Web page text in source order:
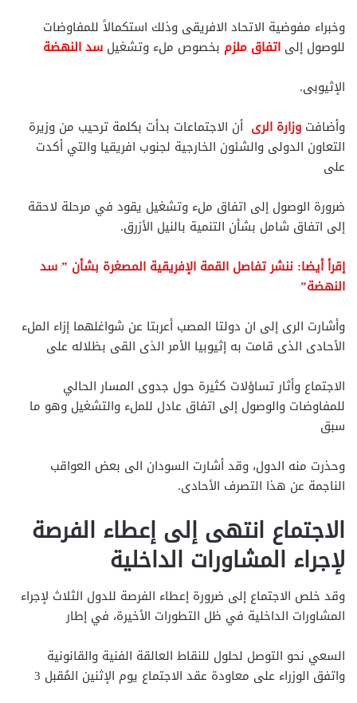
وخبراء مفوضية الاتحاد الافريقى وذلك استكمالاً للمفاوضات
للوصول إلى اتفاق ملزم بخصوص ملء وتشغيل سد النهضة
الإثيوبى.
وأضافت وزارة الرى أن الاجتماعات بدأت بكلمة ترحيب من وزيرة
التعاون الدولى والشئون الخارجية لجنوب افريقيا والتي أكدت
على
ضرورة الوصول إلى اتفاق ملء وتشغيل يقود في مرحلة لاحقة
إلى اتفاق شامل بشأن التنمية بالنيل الأزرق.
إقرأ أيضا: ننشر تفاصل القمة الإفريقية المصغرة بشأن ” سد
النهضة”
وأشارت الرى إلى ان دولتا المصب أعربتا عن شواغلهما إزاء الملء
الأحادى الذى قامت به إثيوبيا الأمر الذى القى بظلاله على
الاجتماع وأثار تساؤلات كثيرة حول جدوى المسار الحالي
للمفاوضات والوصول إلى اتفاق عادل للملء والتشغيل وهو ما
سبق
وحذرت منه الدول، وقد أشارت السودان الى بعض العواقب
الناجمة عن هذا التصرف الأحادى.
الاجتماع انتهى إلى إعطاء الفرصة
لإجراء المشاورات الداخلية
وقد خلص الاجتماع إلى ضرورة إعطاء الفرصة للدول الثلاث لإجراء
المشاورات الداخلية في ظل التطورات الأخيرة، في إطار
السعي نحو التوصل لحلول للنقاط العالقة الفنية والقانونية
واتفق الوزراء على معاودة عقد الاجتماع يوم الإثنين المُقبل 3